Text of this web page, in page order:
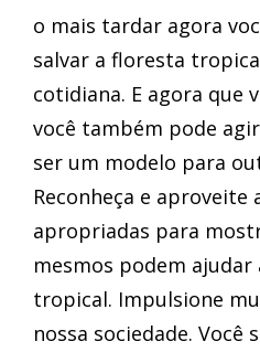
o mais tardar agora
salvar a floresta
cotidiana. E agora que
você também pode
ser um modelo para
Reconheça e
apropriadas para
mesmos podem
tropical. Impulsione
nossa sociedade. Você